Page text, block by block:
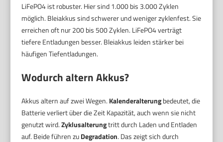
LiFePO4 ist robuster. Hier sind 1.000 bis 3.000 Zyklen
möglich. Bleiakkus sind schwerer und weniger zyklenfest. Sie
erreichen oft nur 200 bis 500 Zyklen. LiFePO4 verträgt
tiefere Entladungen besser. Bleiakkus leiden stärker bei
häufigen Tiefentladungen.
Wodurch altern Akkus?
Akkus altern auf zwei Wegen. Kalenderalterungbedeutet, die
Batterie verliert über die Zeit Kapazität, auch wenn sie nicht
genutzt wird.Zyklusalterungtritt durch Laden und Entladen
auf. Beide führen zuDegradation. Das zeigt sich durch